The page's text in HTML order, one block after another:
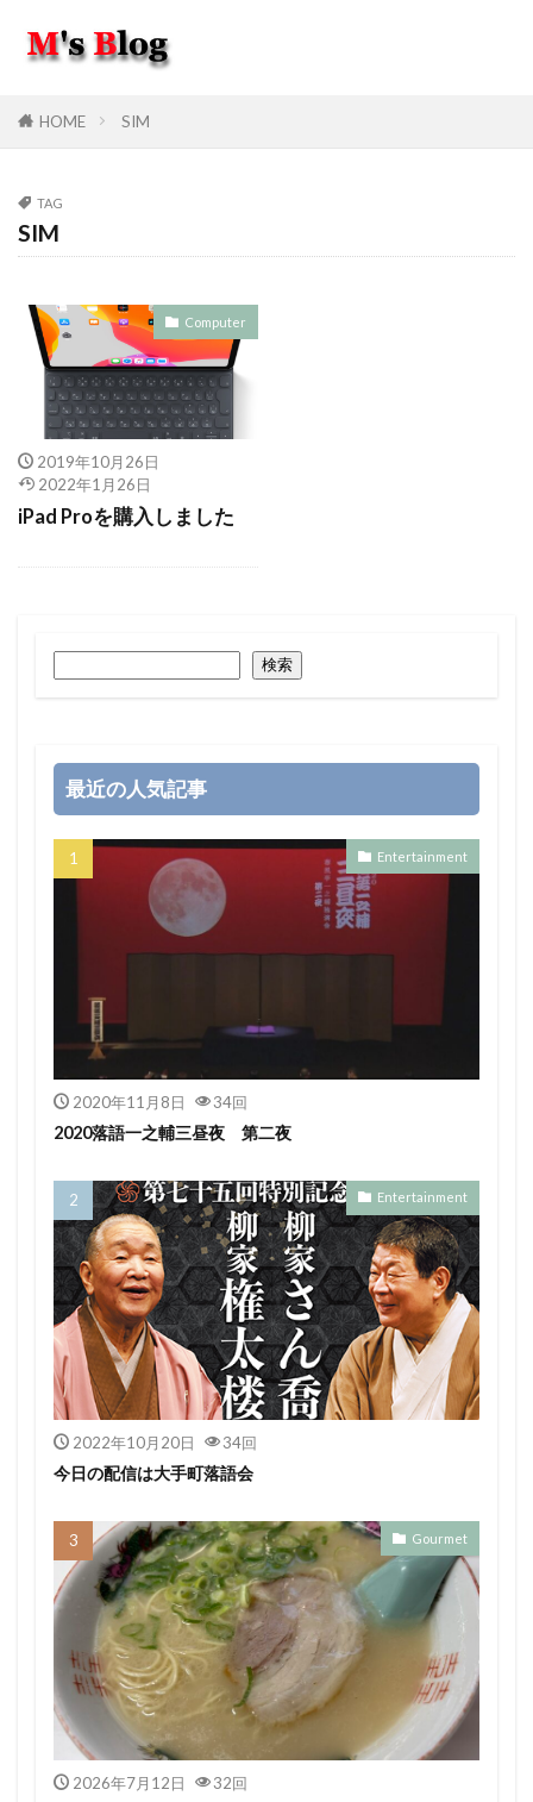
HOME SIM
TAG
SIM
Computer
2019年10月26日
2022年1月26日
iPad Proを購入しました
検索
最近の人気記事
Entertainment
2020年11月8日 34回
2020落語一之輔三昼夜 第二夜
Entertainment
2022年10月20日 34回
今日の配信は大手町落語会
Gourmet
2026年7月12日 32回